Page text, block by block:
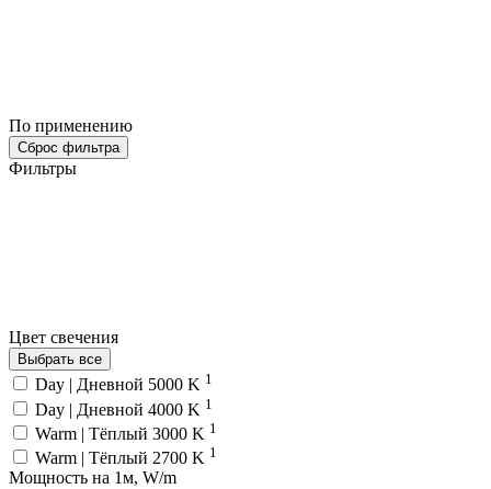
По применению
Сброс фильтра
Фильтры
Цвет свечения
Выбрать все
Day | Дневной 5000 K 1
Day | Дневной 4000 K 1
Warm | Тёплый 3000 K 1
Warm | Тёплый 2700 K 1
Мощность на 1м, W/m